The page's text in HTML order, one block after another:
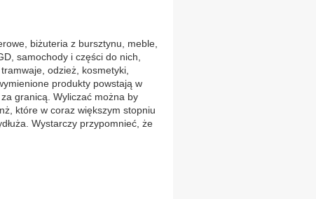
biżuteria z bursztynu, meble,
samochody i części do nich,
odzież, kosmetyki,
produkty powstają w
granicą. Wyliczać można by
które w coraz większym stopniu
Wystarczy przypomnieć, że